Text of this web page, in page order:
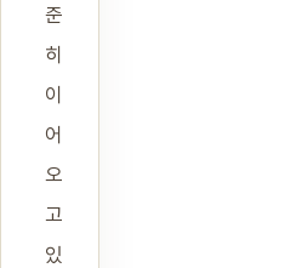
준
히
이
어
오
고
있